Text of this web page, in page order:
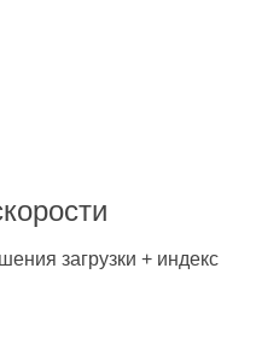
загрузки + индекс